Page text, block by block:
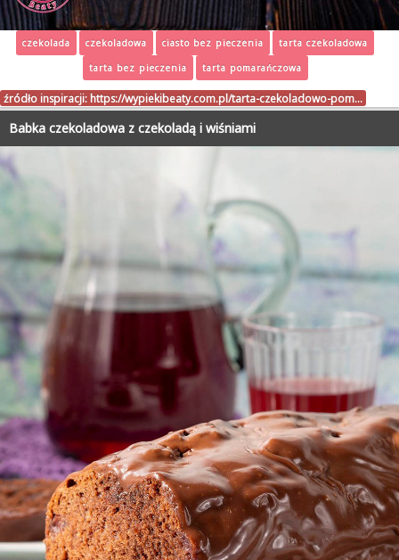
czekolada czekoladowa ciasto bez pieczenia
tarta czekoladowa
tarta bez pieczenia
tarta pomarańczowa
źródło inspiracji: https://wypiekibeaty.com.pl/tarta-czekoladowo-pom…
Babka czekoladowa z czekoladą i wiśniami